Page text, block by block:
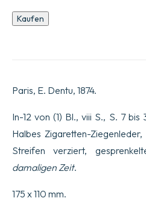
Die
Diabolischen.
Kaufen
Paris, E. Dentu, 1874.
In-12 von (1) Bl., viii S., S. 7 bis
Halbes Zigaretten-
Streifen verziert,
damaligen Zeit.
175 x 110 mm.